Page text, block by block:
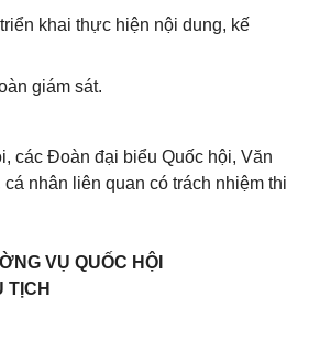
khai thực hiện nội dung, kế
giám sát.
các Đoàn đại biểu Quốc hội, Văn
nhân liên quan có trách nhiệm thi
VỤ QUỐC HỘI
TỊCH